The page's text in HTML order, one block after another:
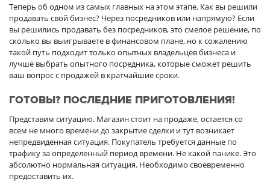
Теперь об одном из самых главных на этом этапе. Как вы решили
продавать свой бизнес? Через посредников или напрямую? Если
вы решились продавать без посредников, это смелое решение, по
сколько вы выигрываете в финансовом плане, но к сожалению
такой путь подходит только опытных владельцев бизнеса и
лучше выбрать опытного посредника, которые сможет решить
ваш вопрос с продажей в кратчайшие сроки.
ГОТОВЫ? ПОСЛЕДНИЕ ПРИГОТОВЛЕНИЯ!
Представим ситуацию. Магазин стоит на продаже, остается со
всем не много времени до закрытие сделки и тут возникает
непредвиденная ситуация. Покупатель требуется данные по
трафику за определенный период времени. Не какой панике. Это
абсолютно нормальная ситуация. Необходимо своевременно
предоставить их.